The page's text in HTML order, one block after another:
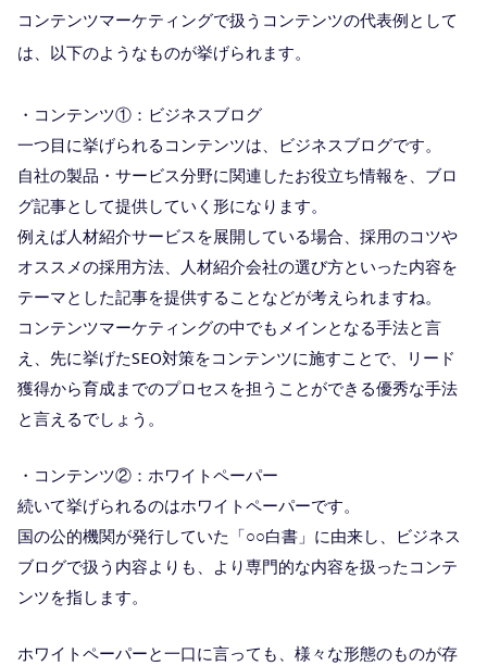
コンテンツマーケティングで扱うコンテンツの代表例として
は、以下のようなものが挙げられます。
・コンテンツ①：ビジネスブログ
一つ目に挙げられるコンテンツは、ビジネスブログです。
自社の製品・サービス分野に関連したお役立ち情報を、ブロ
グ記事として提供していく形になります。
例えば人材紹介サービスを展開している場合、採用のコツや
オススメの採用方法、人材紹介会社の選び方といった内容を
テーマとした記事を提供することなどが考えられますね。
コンテンツマーケティングの中でもメインとなる手法と言
え、先に挙げたSEO対策をコンテンツに施すことで、リード
獲得から育成までのプロセスを担うことができる優秀な手法
と言えるでしょう。
・コンテンツ②：ホワイトペーパー
続いて挙げられるのはホワイトペーパーです。
国の公的機関が発行していた「○○白書」に由来し、ビジネス
ブログで扱う内容よりも、より専門的な内容を扱ったコンテ
ンツを指します。
ホワイトペーパーと一口に言っても、様々な形態のものが存